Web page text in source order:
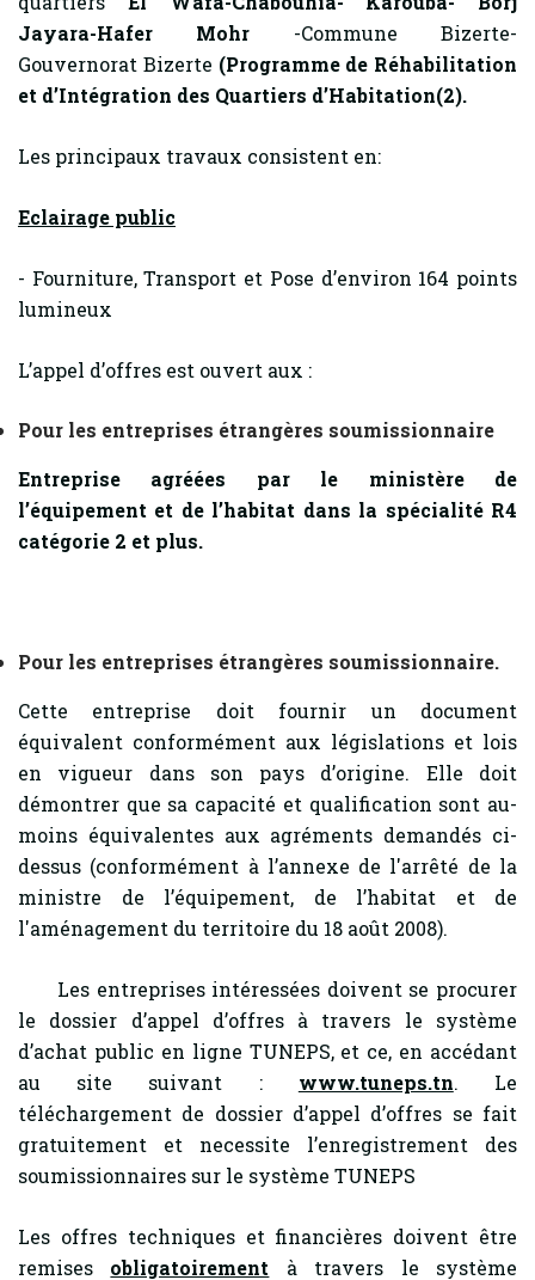
Jayara-Hafer Mohr -Commune Bizerte-
Gouvernorat Bizerte (Programme de Réhabilitation
et d’Intégration des Quartiers d’Habitation(2).
Les principaux travaux consistent en:
Eclairage public
- Fourniture, Transport et Pose d’environ 164 points
lumineux
L’appel d’offres est ouvert aux :
Pour les entreprises étrangères soumissionnaire
Entreprise agréées par le ministère de
l’équipement et de l’habitat dans la spécialité R4
catégorie 2 et plus.
Pour les entreprises étrangères soumissionnaire.
Cette entreprise doit fournir un document
équivalent conformément aux législations et lois
en vigueur dans son pays d’origine. Elle doit
démontrer que sa capacité et qualification sont au-
moins équivalentes aux agréments demandés ci-
dessus (conformément à l’annexe de l'arrêté de la
ministre de l’équipement, de l’habitat et de
l'aménagement du territoire du 18 août 2008).
Les entreprises intéressées doivent se procurer
le dossier d’appel d’offres à travers le système
d’achat public en ligne TUNEPS, et ce, en accédant
au site suivant : www.tuneps.tn. Le
téléchargement de dossier d’appel d’offres se fait
gratuitement et necessite l’enregistrement des
soumissionnaires sur le système TUNEPS
Les offres techniques et financières doivent être
remises obligatoirement à travers le système